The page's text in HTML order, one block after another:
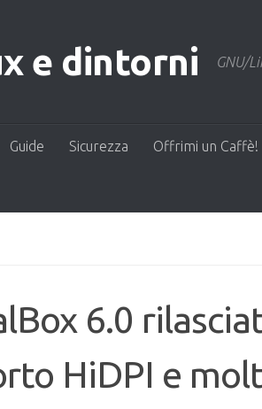
e dintorni GNU/
Guide Sicurezza Offrimi un Caffè!
6.0
HiDPI e